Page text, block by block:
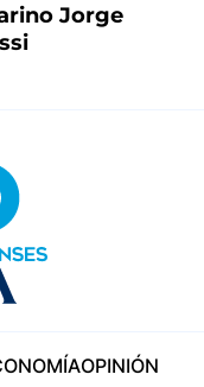
Jorge
OPINIÓN